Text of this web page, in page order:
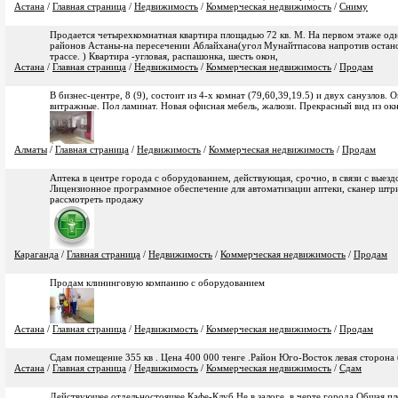
Астана / Главная страница / Недвижимость / Коммерческая недвижимость / Сниму
Продается четырехкомнатная квартира площадью 72 кв. М. На первом этаже
районов Астаны-на пересечении Аблайхана(угол Мунайтпасова напротив
трассе. ) Квартира -угловая, распашонка, шесть окон,
Астана / Главная страница / Недвижимость / Коммерческая недвижимость / Продам
В бизнес-центре, 8 (9), состоит из 4-х комнат (79,60,39,19.5) и двух санузлов.
витражные. Пол ламинат. Новая офисная мебель, жалюзи. Прекрасный вид из
Алматы / Главная страница / Недвижимость / Коммерческая недвижимость / Продам
Аптека в центре города с оборудованием, действующая, срочно, в связи с
Лицензионное программное обеспечение для автоматизации аптеки, сканер
рассмотреть продажу
Караганда / Главная страница / Недвижимость / Коммерческая недвижимость / Продам
Продам клининговую компанию с оборудованием
Астана / Главная страница / Недвижимость / Коммерческая недвижимость / Продам
Сдам помещение 355 кв . Цена 400 000 тенге .Район Юго-Восток левая
Астана / Главная страница / Недвижимость / Коммерческая недвижимость / Сдам